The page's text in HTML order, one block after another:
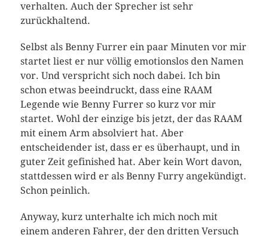
verhalten. Auch der Sprecher ist sehr
zurückhaltend.
Selbst als Benny Furrer ein paar Minuten vor mir
startet liest er nur völlig emotionslos den Namen
vor. Und verspricht sich noch dabei. Ich bin
schon etwas beeindruckt, dass eine RAAM
Legende wie Benny Furrer so kurz vor mir
startet. Wohl der einzige bis jetzt, der das RAAM
mit einem Arm absolviert hat. Aber
entscheidender ist, dass er es überhaupt, und in
guter Zeit gefinished hat. Aber kein Wort davon,
stattdessen wird er als Benny Furry angekündigt.
Schon peinlich.
Anyway, kurz unterhalte ich mich noch mit
einem anderen Fahrer, der den dritten Versuch